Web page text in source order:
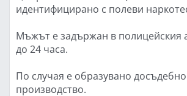
идентифицирано с полеви
Мъжът е задържан в полицейския
до 24 часа.
По случая е образувано досъдебно
производство.